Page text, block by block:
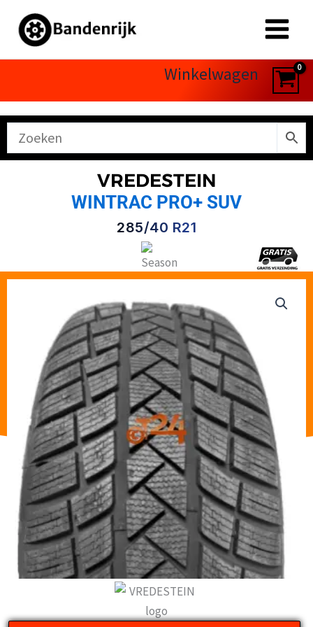
naar
Winkelwagen
VREDESTEIN
WINTRAC PRO+ SUV
285/40 R21